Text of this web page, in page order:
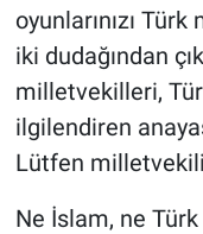
oyunlarınızı
iki dudağından
milletvekilleri,
ilgilendiren
Lütfen milletvekili
Ne İslam, ne